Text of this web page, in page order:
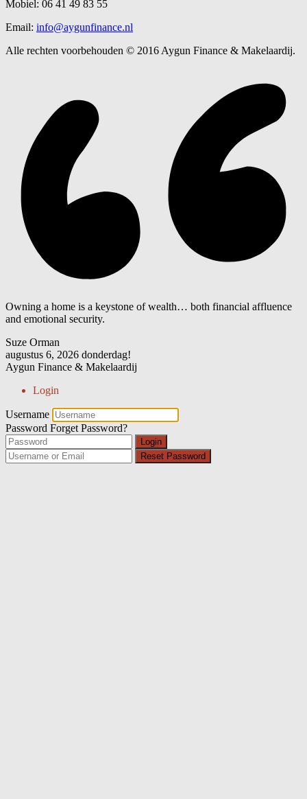
Mobiel: 06 41 49 83 55
Email: info@aygunfinance.nl
Alle rechten voorbehouden © 2016 Aygun Finance & Makelaardij.
Owning a home is a keystone of wealth… both financial affluence
and emotional security.
Suze Orman
augustus 6, 2026 donderdag!
Aygun Finance & Makelaardij
Login
Username
Password Forget Password?
Login
Reset Password